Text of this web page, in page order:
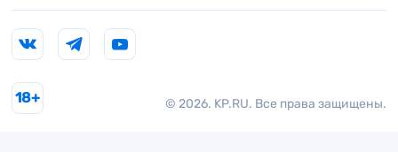
© 2026. KP.RU. Все права защищены.
18+